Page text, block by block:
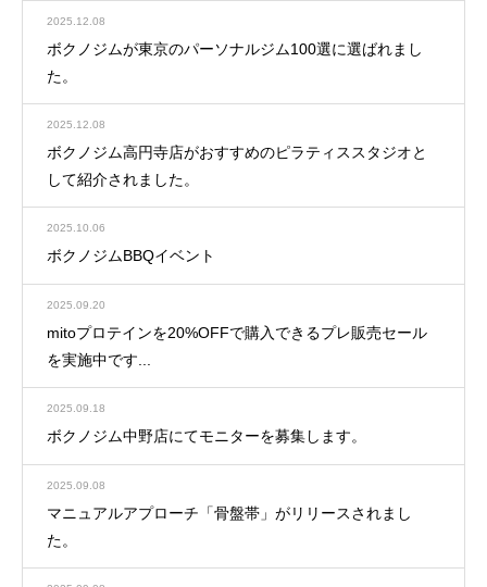
2025.12.08
ボクノジムが東京のパーソナルジム100選に選ばれまし
た。
2025.12.08
ボクノジム高円寺店がおすすめのピラティススタジオと
して紹介されました。
2025.10.06
ボクノジムBBQイベント
2025.09.20
mitoプロテインを20%OFFで購入できるプレ販売セール
を実施中です...
2025.09.18
ボクノジム中野店にてモニターを募集します。
2025.09.08
マニュアルアプローチ「骨盤帯」がリリースされまし
た。